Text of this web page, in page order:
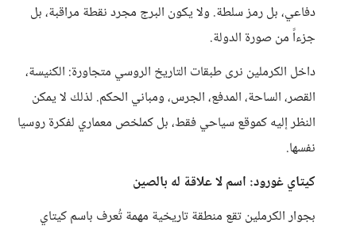
دفاعي، بل رمز سلطة. ولا يكون البرج مجرد نقطة مراقبة، بل
جزءاً من صورة الدولة.
داخل الكرملين نرى طبقات التاريخ الروسي متجاورة: الكنيسة،
القصر، الساحة، المدفع، الجرس، ومباني الحكم. لذلك لا يمكن
النظر إليه كموقع سياحي فقط، بل كملخص معماري لفكرة روسيا
نفسها.
كيتاي غورود: اسم لا علاقة له بالصين
بجوار الكرملين تقع منطقة تاريخية مهمة تُعرف باسم كيتاي